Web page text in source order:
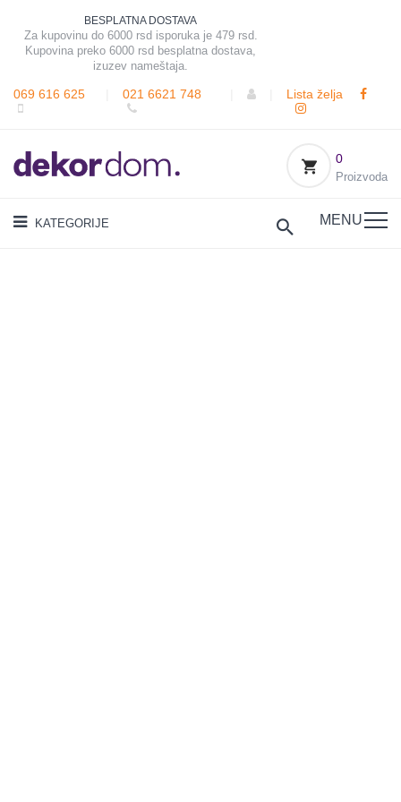
BESPLATNA DOSTAVA
Za kupovinu do 6000 rsd isporuka je 479 rsd.
Kupovina preko 6000 rsd besplatna dostava,
izuzev nameštaja.
069 616 625 021 6621 748 Lista želja
0
Proizvoda
KATEGORIJE MENU